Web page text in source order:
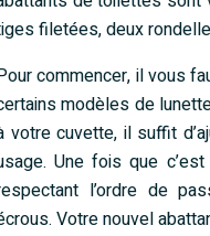
filetées, deux
commencer, il vous
modèles de
votre cuvette, il suffit
Une fois que
l’ordre de
Votre nouvel